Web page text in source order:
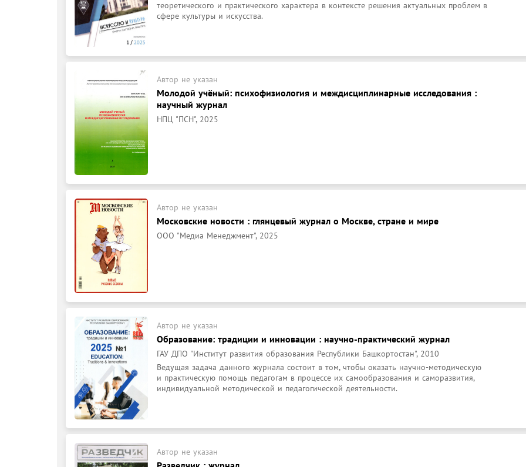
теоретического и практического характера в контексте решения актуальных проблем в
сфере культуры и искусства.
Автор не указан
Молодой учёный: психофизиология и междисциплинарные исследования :
научный журнал
НПЦ "ПСН", 2025
Автор не указан
Московские новости : глянцевый журнал о Москве, стране и мире
ООО "Медиа Менеджмент", 2025
Автор не указан
Образование: традиции и инновации : научно-практический журнал
ГАУ ДПО "Институт развития образования Республики Башкортостан", 2010
Ведущая задача данного журнала состоит в том, чтобы оказать научно-методическую
и практическую помощь педагогам в процессе их самообразования и саморазвития,
индивидуальной методической и педагогической деятельности.
Автор не указан